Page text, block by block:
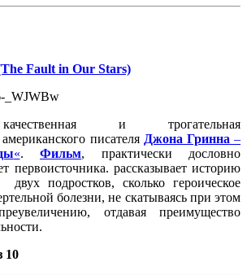
Fault in Our Stars)
_WJWBw
и трогательная
американского писателя Джона Гринна –
«. Фильм, практически дословно
первоисточника. рассказывает историю
подростков, сколько героическое
болезни, не скатываясь при этом
отдавая преимущество
10